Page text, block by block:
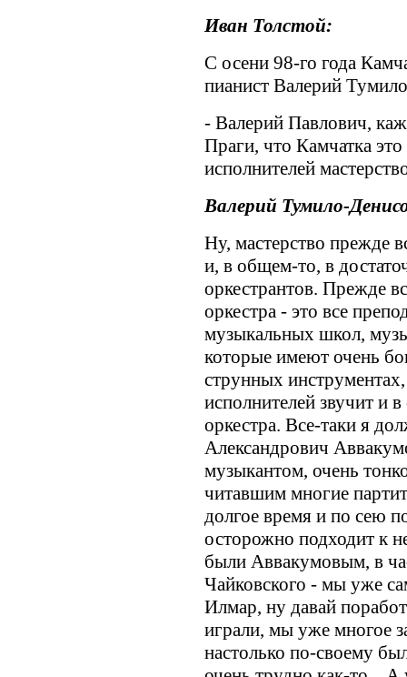
Иван Толстой:
С осени 98-го года
пианист Валерий
- Валерий Павлович,
Праги, что Камчатка
исполнителей
Валерий Тумило-
Ну, мастерство прежде
и, в общем-то, в
оркестрантов. Прежде
оркестра - это все
музыкальных школ,
которые имеют очень
струнных
исполнителей звучит и
оркестра. Все-таки я
Александрович
музыкантом, очень
читавшим многие
долгое время и по сею
осторожно подходит к
были Аввакумовым, в
Чайковского - мы уже
Илмар, ну давай
играли, мы уже многое
настолько по-своему